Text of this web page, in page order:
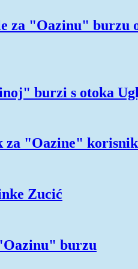
za "Oazinu" burzu
burzi s otoka
za "Oazine"
Zucić
burzu